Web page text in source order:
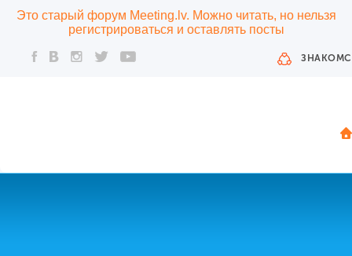
Это старый форум Meeting.lv. Можно читать, но нельзя
регистрироваться и оставлять посты